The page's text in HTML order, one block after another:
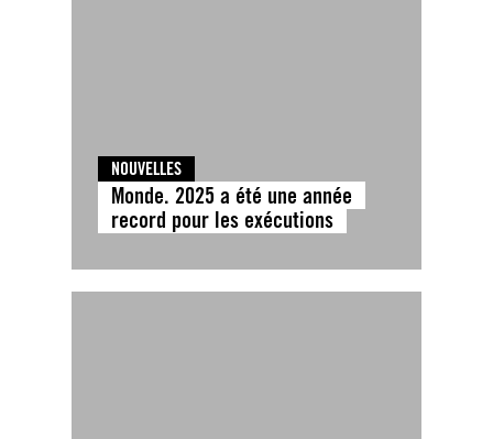
NOUVELLES
Monde. 2025 a été une année
record pour les exécutions